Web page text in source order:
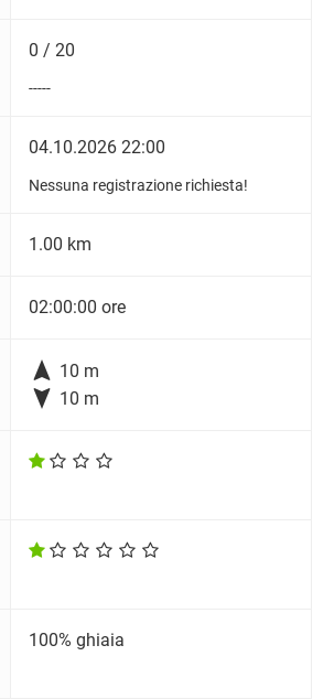
0 / 20
-----
04.10.2026 22:00
Nessuna registrazione richiesta!
1.00 km
02:00:00 ore
 10 m
 10 m
100% ghiaia